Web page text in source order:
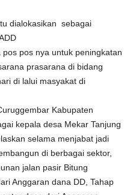
dialokasikan sebagai
pos nya untuk peningkatan
prasarana di bidang
di lalui masyakat di
Kabupaten
kepala desa Mekar Tanjung
selama menjabat jadi
di berbagai sektor,
jalan pasir Bitung
Anggaran dana DD, Tahap